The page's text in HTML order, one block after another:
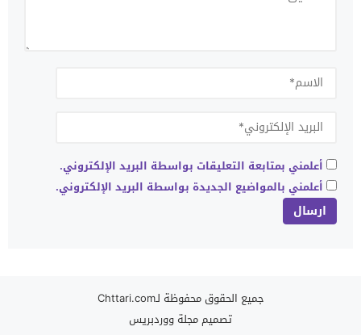
أعلمني بمتابعة التعليقات بواسطة البريد الإلكتروني.
أعلمني بالمواضيع الجديدة بواسطة البريد الإلكتروني.
جميع الحقوق محفوظة لـChttari.com
تصميممجلة ووردبريس